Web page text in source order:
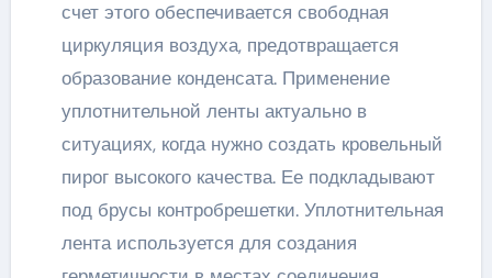
счет этого обеспечивается свободная
циркуляция воздуха, предотвращается
образование конденсата. Применение
уплотнительной ленты актуально в
ситуациях, когда нужно создать кровельный
пирог высокого качества. Ее подкладывают
под брусы контробрешетки. Уплотнительная
лента используется для создания